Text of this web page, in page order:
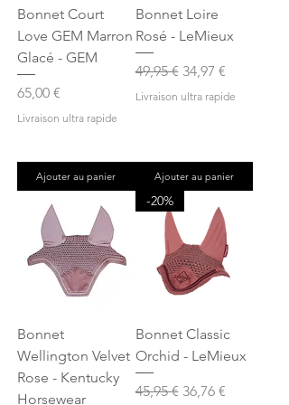
Bonnet Court
Love GEM Marron
Glacé - GEM
Prix
65,00 €
Livraison ultra rapide
Ajouter au panier
Bonnet Loire
Rosé - LeMieux
Prix original
49,95 € Prix promotionnel
34,97 €
Livraison ultra rapide
Ajouter au panier
Bonnet
Wellington Velvet
Rose - Kentucky
Horsewear
-20%
Bonnet Classic
Orchid - LeMieux
Prix original
45,95 € Prix promotionnel
36,76 €